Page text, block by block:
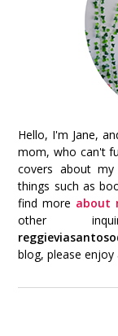
Hello, I'm Jane,
mom, who can't
covers about
things such as
find more about
other
blog, please enjoy